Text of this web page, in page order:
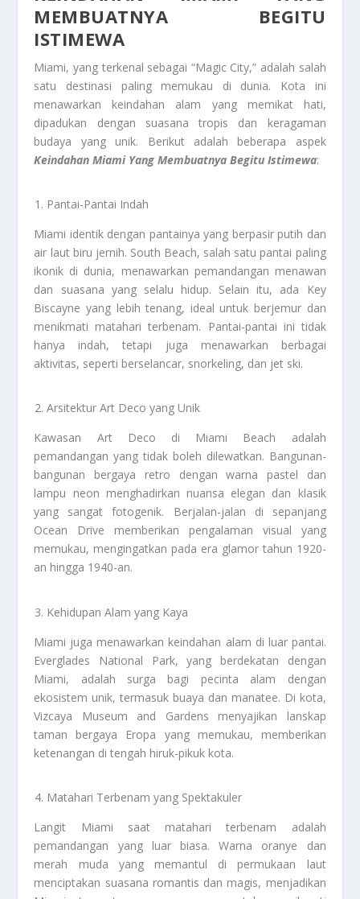
MEMBUATNYA BEGITU
ISTIMEWA
Miami, yang terkenal sebagai “Magic City,” adalah salah
satu destinasi paling memukau di dunia. Kota ini
menawarkan keindahan alam yang memikat hati,
dipadukan dengan suasana tropis dan keragaman
budaya yang unik. Berikut adalah beberapa aspek
Keindahan Miami Yang Membuatnya Begitu Istimewa:
Pantai-Pantai Indah
Miami identik dengan pantainya yang berpasir putih dan
air laut biru jernih. South Beach, salah satu pantai paling
ikonik di dunia, menawarkan pemandangan menawan
dan suasana yang selalu hidup. Selain itu, ada Key
Biscayne yang lebih tenang, ideal untuk berjemur dan
menikmati matahari terbenam. Pantai-pantai ini tidak
hanya indah, tetapi juga menawarkan berbagai
aktivitas, seperti berselancar, snorkeling, dan jet ski.
Arsitektur Art Deco yang Unik
Kawasan Art Deco di Miami Beach adalah
pemandangan yang tidak boleh dilewatkan. Bangunan-
bangunan bergaya retro dengan warna pastel dan
lampu neon menghadirkan nuansa elegan dan klasik
yang sangat fotogenik. Berjalan-jalan di sepanjang
Ocean Drive memberikan pengalaman visual yang
memukau, mengingatkan pada era glamor tahun 1920-
an hingga 1940-an.
Kehidupan Alam yang Kaya
Miami juga menawarkan keindahan alam di luar pantai.
Everglades National Park, yang berdekatan dengan
Miami, adalah surga bagi pecinta alam dengan
ekosistem unik, termasuk buaya dan manatee. Di kota,
Vizcaya Museum and Gardens menyajikan lanskap
taman bergaya Eropa yang memukau, memberikan
ketenangan di tengah hiruk-pikuk kota.
Matahari Terbenam yang Spektakuler
Langit Miami saat matahari terbenam adalah
pemandangan yang luar biasa. Warna oranye dan
merah muda yang memantul di permukaan laut
menciptakan suasana romantis dan magis, menjadikan